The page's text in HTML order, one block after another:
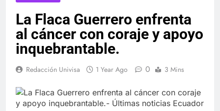
La Flaca Guerrero enfrenta
al cáncer con coraje y apoyo
inquebrantable.
Redacción Univisa 1 Year Ago 0 3 Mins